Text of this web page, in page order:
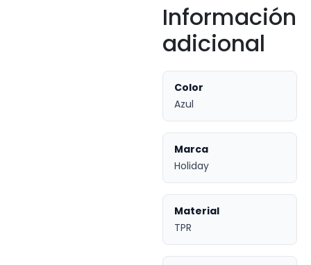
Información
adicional
Color
Azul
Marca
Holiday
Material
TPR